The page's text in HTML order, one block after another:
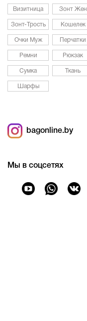
Визитница Зонт Жен
Зонт-Трость Кошелек
Очки Муж Перчатки
Ремни Рюкзак
Сумка Ткань
Шарфы
bagonline.by
Мы в соцсетях